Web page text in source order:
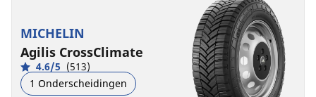
MICHELIN
Agilis CrossClimate
4.6/5 (513)
1 Onderscheidingen